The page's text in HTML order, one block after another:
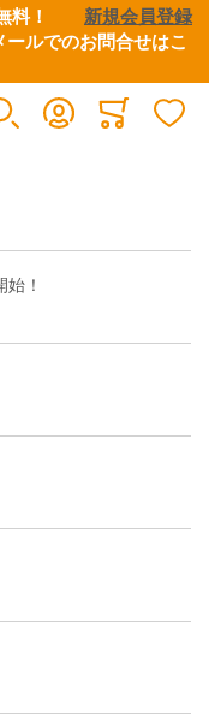
無料！ 新規会員登録
ールでのお問合せはこ
ー）
！